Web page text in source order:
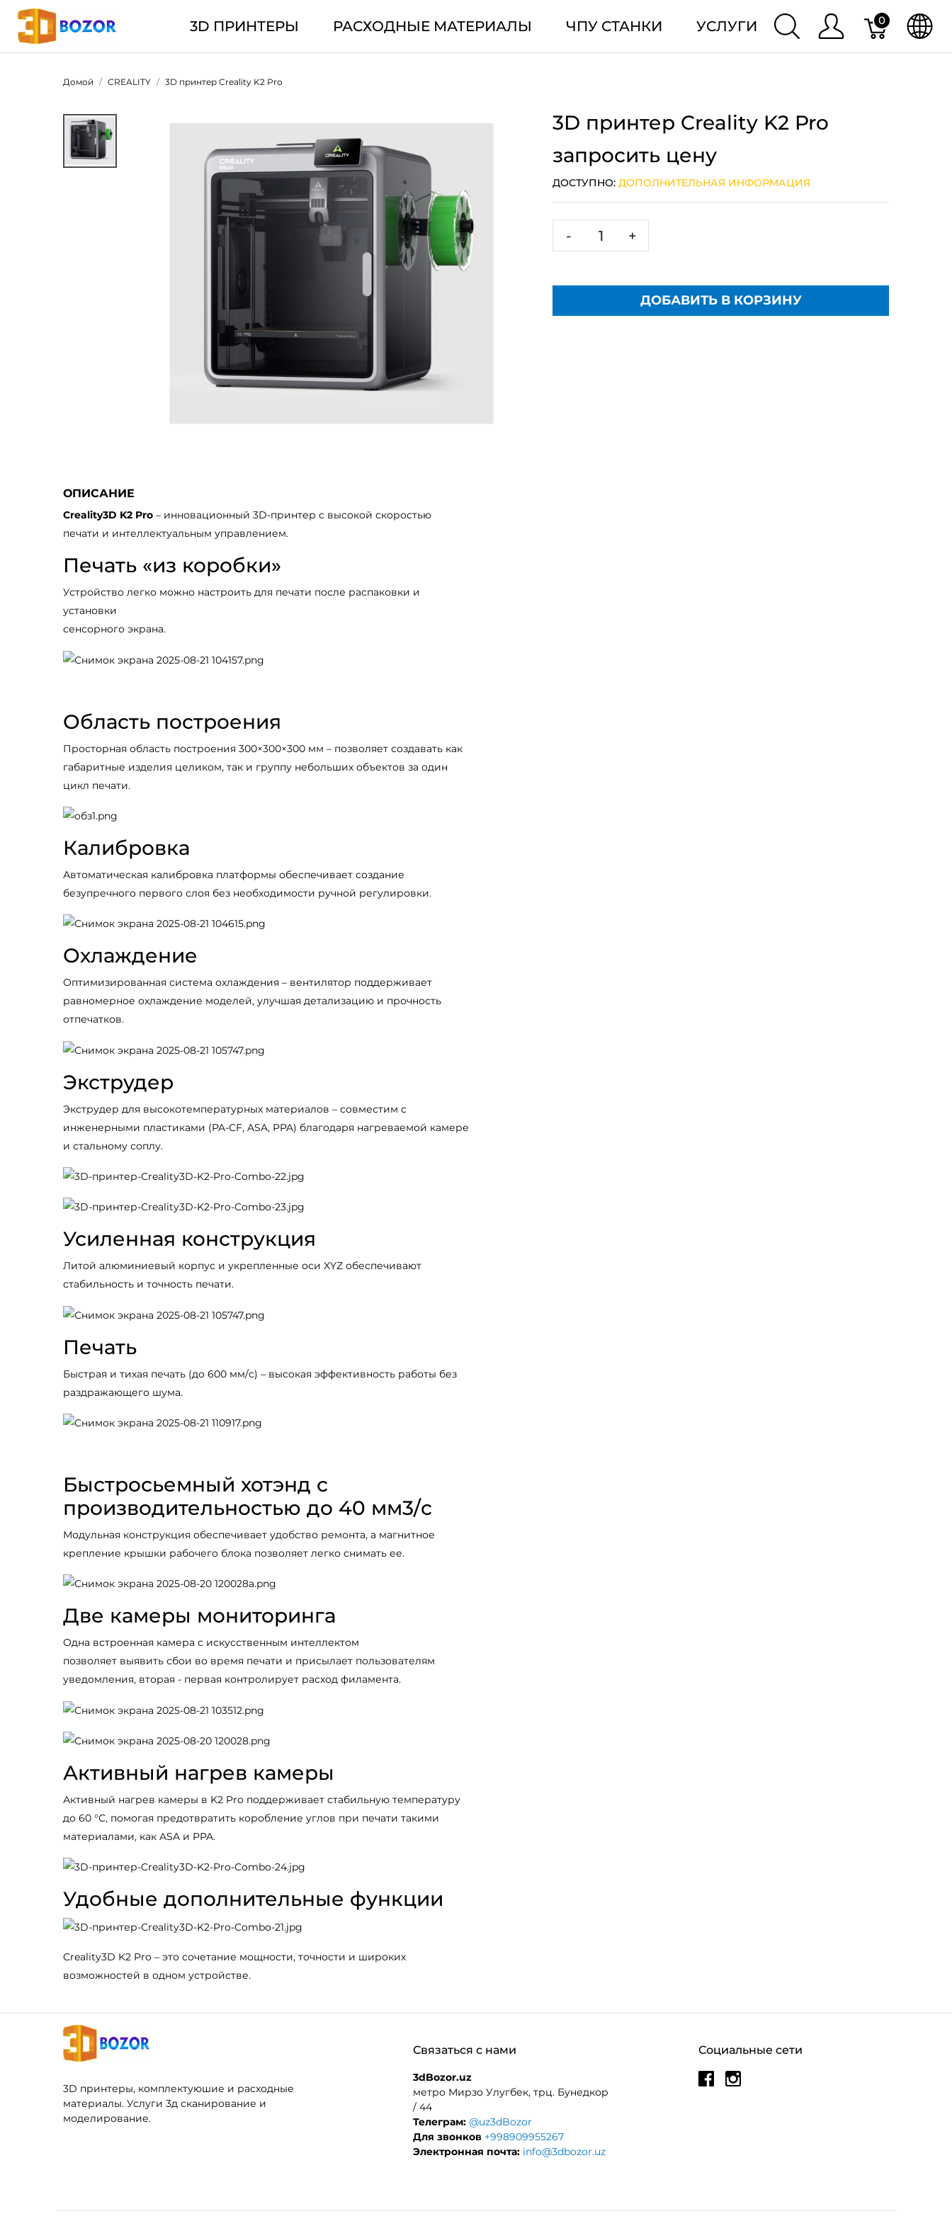
3D ПРИНТЕРЫ РАСХОДНЫЕ МАТЕРИАЛЫ ЧПУ СТАНКИ УСЛУГИ 0
Домой CREALITY 3D принтер Creality K2 Pro
3D принтер Creality K2 Pro
запросить цену
ДОСТУПНО:ДОПОЛНИТЕЛЬНАЯ ИНФОРМАЦИЯ
- +
ДОБАВИТЬ В КОРЗИНУ
ОПИСАНИЕ
Creality3D K2 Pro – инновационный 3D-принтер с высокой скоростью
печати и интеллектуальным управлением.
Печать «из коробки»
Устройство легко можно настроить для печати после распаковки и
установки
сенсорного экрана.
Область построения
Просторная область построения 300×300×300 мм – позволяет создавать как
габаритные изделия целиком, так и группу небольших объектов за один
цикл печати.
Калибровка
Автоматическая калибровка платформы обеспечивает создание
безупречного первого слоя без необходимости ручной регулировки.
Охлаждение
Оптимизированная система охлаждения – вентилятор поддерживает
равномерное охлаждение моделей, улучшая детализацию и прочность
отпечатков.
Экструдер
Экструдер для высокотемпературных материалов – совместим с
инженерными пластиками (PA-CF, ASA, PPA) благодаря нагреваемой камере
и стальному соплу.
Усиленная конструкция
Литой алюминиевый корпус и укрепленные оси XYZ обеспечивают
стабильность и точность печати.
Печать
Быстрая и тихая печать (до 600 мм/с) – высокая эффективность работы без
раздражающего шума.
Быстросьемный хотэнд с
производительностью до 40 мм3/с
Модульная конструкция обеспечивает удобство ремонта, а магнитное
крепление крышки рабочего блока позволяет легко снимать ее.
Две камеры мониторинга
Одна встроенная камера с искусственным интеллектом
позволяет выявить сбои во время печати и присылает пользователям
уведомления, вторая - первая контролирует расход филамента.
Активный нагрев камеры
Активный нагрев камеры в K2 Pro поддерживает стабильную температуру
до 60 °C, помогая предотвратить коробление углов при печати такими
материалами, как ASA и PPA.
Удобные дополнительные функции
Creality3D K2 Pro – это сочетание мощности, точности и широких
возможностей в одном устройстве.
3D принтеры, комплектуюшие и расходные
материалы. Услуги 3д сканирование и
моделирование.
Социальные сети
Связаться с нами
3dBozor.uz
метро Мирзо Улугбек, трц. Бунедкор
/ 44
Телеграм: @uz3dBozor
Для звонков +998909955267
Электронная почта: info@3dbozor.uz